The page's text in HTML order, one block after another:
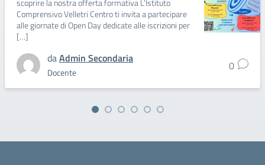
scoprire la nostra offerta formativa L’Istituto
Comprensivo Velletri Centro ti invita a partecipare
alle giornate di Open Day dedicate alle iscrizioni per
[…]
daAdmin Secondaria
Docente 0